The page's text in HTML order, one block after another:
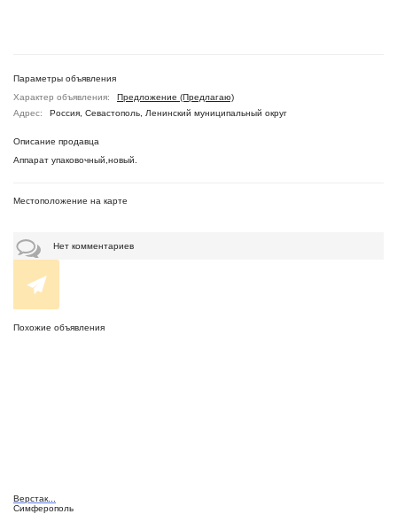
Параметры объявления
Характер объявления:
Предложение (Предлагаю)
Адрес:
Россия, Севастополь, Ленинский муниципальный округ
Описание продавца
Аппарат упаковочный,новый.
Местоположение на карте
Нет комментариев
Похожие объявления
Верстак...
Симферополь